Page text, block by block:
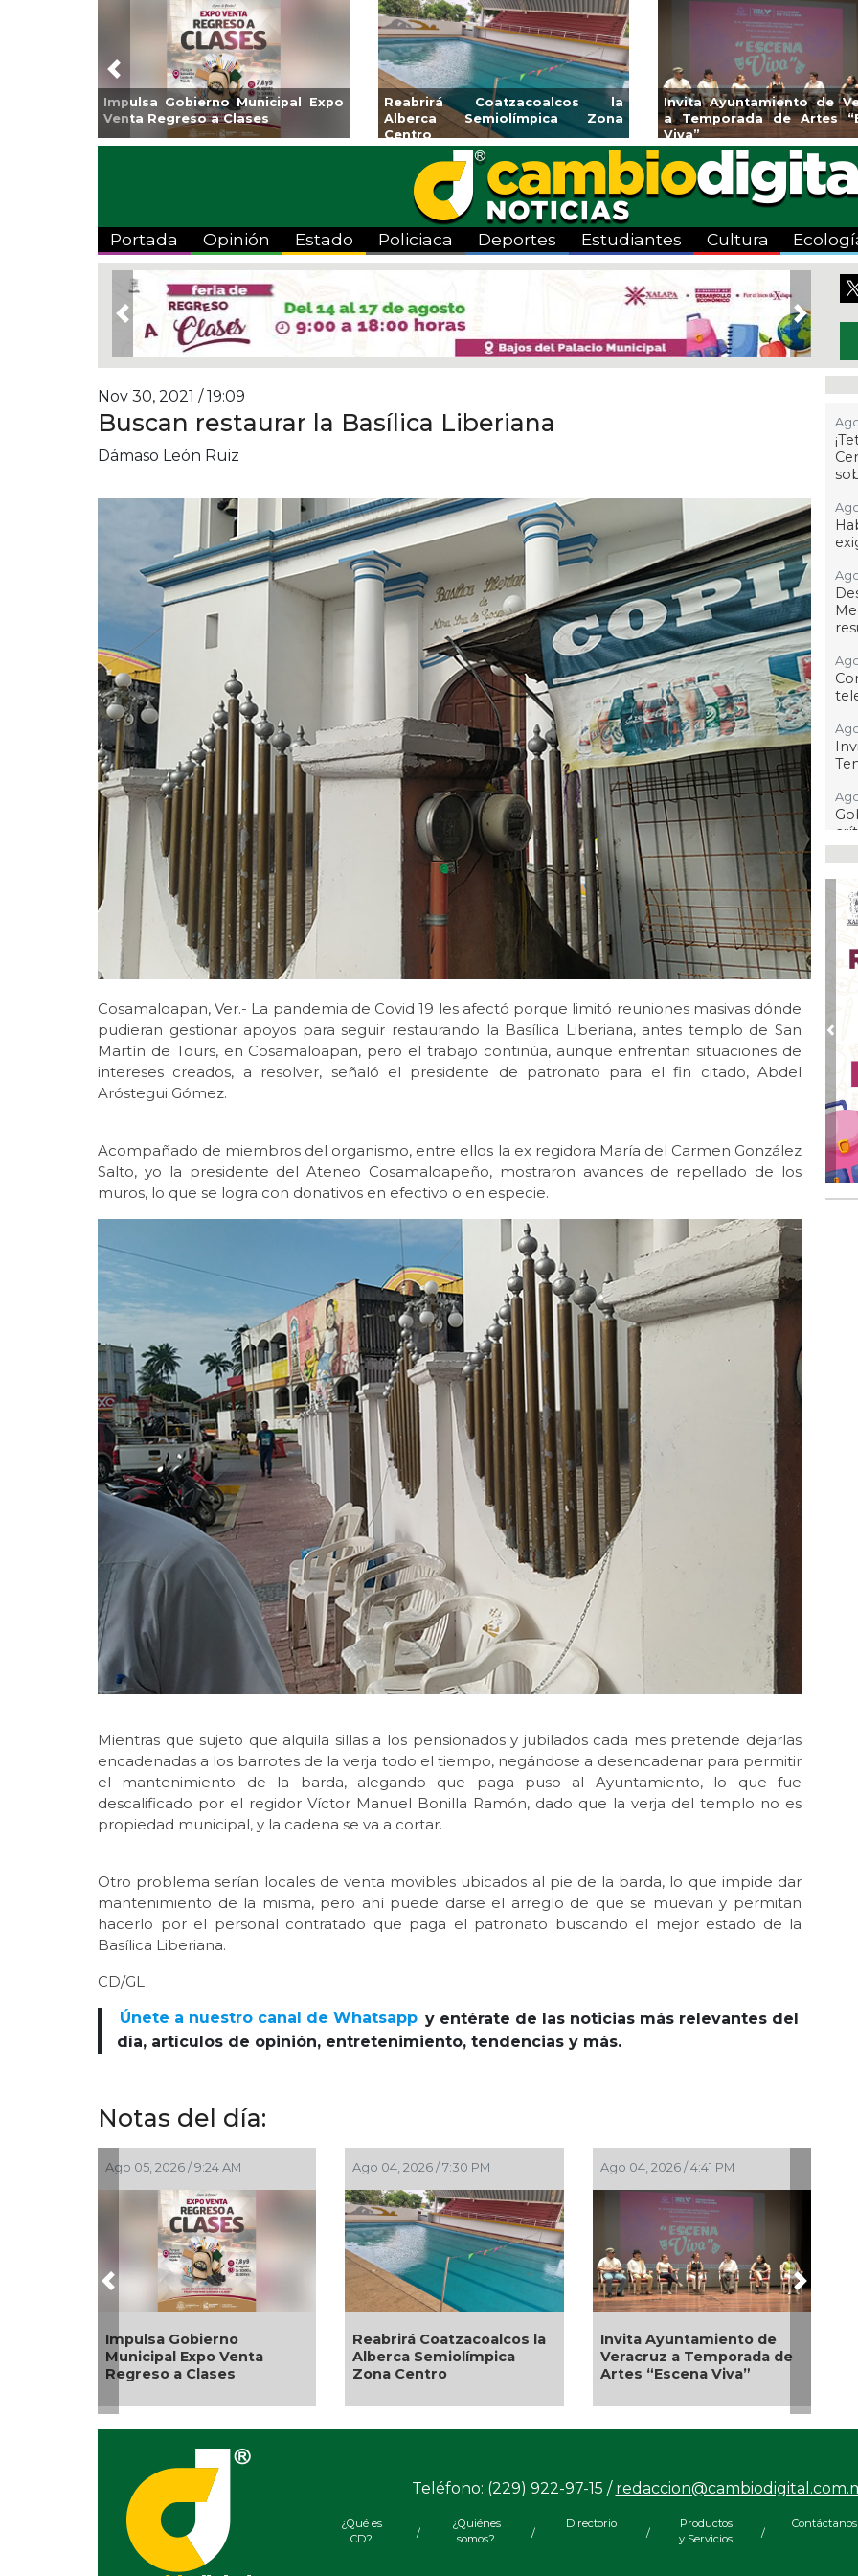
Guarniciones y banquetas para la
colonia El Mango en Pánuco
Emprendedores de Xalapa
exponen en Mercadito
Bicentenario
Coatzacoalcos
halterofilia con la Copa
2026
Previous
Portada Opinión Estado Policiaca Deportes Estudiantes Cultura
Previous Next
Nov 30, 2021 / 19:09
Buscan restaurar la Basílica Liberiana
Dámaso León Ruiz
Cosamaloapan, Ver.- La pandemia de Covid 19 les afectó porque limitó reuniones masivas dónde
pudieran gestionar apoyos para seguir restaurando la Basílica Liberiana, antes templo de San
Martín de Tours, en Cosamaloapan, pero el trabajo continúa, aunque enfrentan situaciones de
intereses creados, a resolver, señaló el presidente de patronato para el fin citado, Abdel
Aróstegui Gómez.
Acompañado de miembros del organismo, entre ellos la ex regidora María del Carmen González
Salto, yo la presidente del Ateneo Cosamaloapeño, mostraron avances de repellado de los
muros, lo que se logra con donativos en efectivo o en especie.
Mientras que sujeto que alquila sillas a los pensionados y jubilados cada mes pretende dejarlas
encadenadas a los barrotes de la verja todo el tiempo, negándose a desencadenar para permitir
el mantenimiento de la barda, alegando que paga puso al Ayuntamiento, lo que fue
descalificado por el regidor Víctor Manuel Bonilla Ramón, dado que la verja del templo no es
propiedad municipal, y la cadena se va a cortar.
Otro problema serían locales de venta movibles ubicados al pie de la barda, lo que impide dar
mantenimiento de la misma, pero ahí puede darse el arreglo de que se muevan y permitan
hacerlo por el personal contratado que paga el patronato buscando el mejor estado de la
Basílica Liberiana.
CD/GL
Únete a nuestro canal de Whatsapp y entérate de las noticias más relevantes del
día, artículos de opinión, entretenimiento, tendencias y más.
Notas del día:
Ago 03, 2026 / 7:59 PM
Aplicará CMAS el Programa
de Tandeo durante agosto
Ago 03, 2026 / 6:57 PM
Guarniciones y banquetas
para la colonia El Mango en
Ago 01, 2026 / 6:23 PM
Emprendedores de Xalapa
exponen en Mercadito
Bicentenario
Previous Next
la
¿Qué es
¿Quiénes
Productos